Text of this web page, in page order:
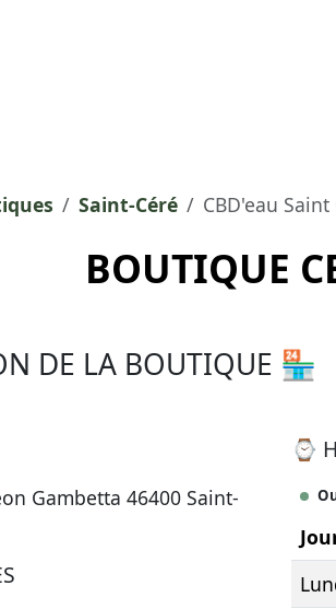
Saint-Céré CBD'eau Saint
BOUTIQUE
DE LA BOUTIQUE 🏪
Gambetta 46400 Saint-
⌚